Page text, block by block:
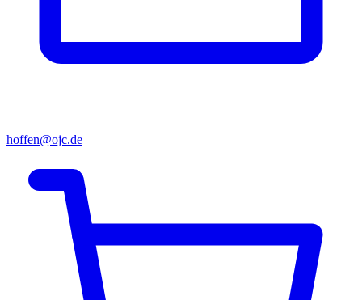
hoffen@ojc.de